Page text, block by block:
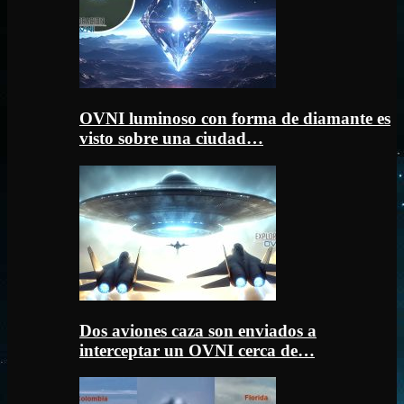
OVNI luminoso con forma de diamante es
visto sobre una ciudad…
Dos aviones caza son enviados a
interceptar un OVNI cerca de…